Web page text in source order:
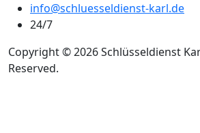
info@schluesseldienst-karl.de
24/7
Copyright © 2026 Schlüsseldienst
Reserved.